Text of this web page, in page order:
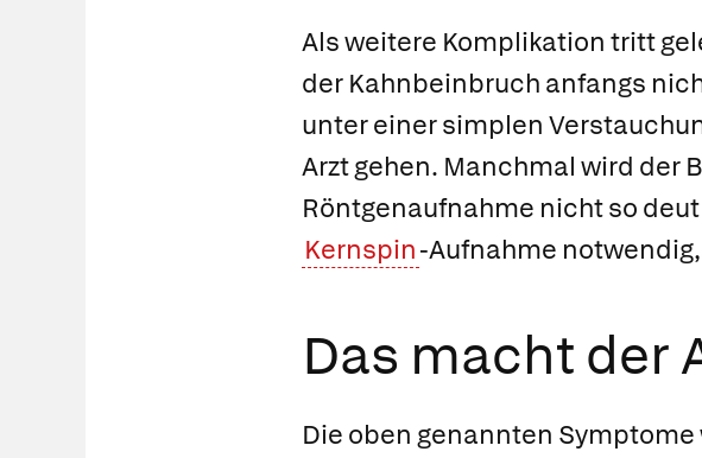
Als weitere Komplikation tritt
der Kahnbeinbruch anfangs
unter einer simplen
Arzt gehen. Manchmal wird der
Röntgenaufnahme nicht so
Kernspin-Aufnahme
Das macht der
Die oben genannten